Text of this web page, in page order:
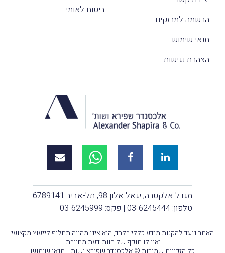
הרשמה למבזקים
תנאי שימוש
הצהרת נגישות
ביטוח לאומי
מגדל אלקטרה, יגאל אלון 98, תל-אביב 6789141
טלפון: 03-6245444 | פקס: 03-6245999
האתר נועד להקנות מידע כללי בלבד, הוא אינו מהווה תחליף לייעוץ מקצועי
ואין לו תוקף של חוות-דעת מחייבת.